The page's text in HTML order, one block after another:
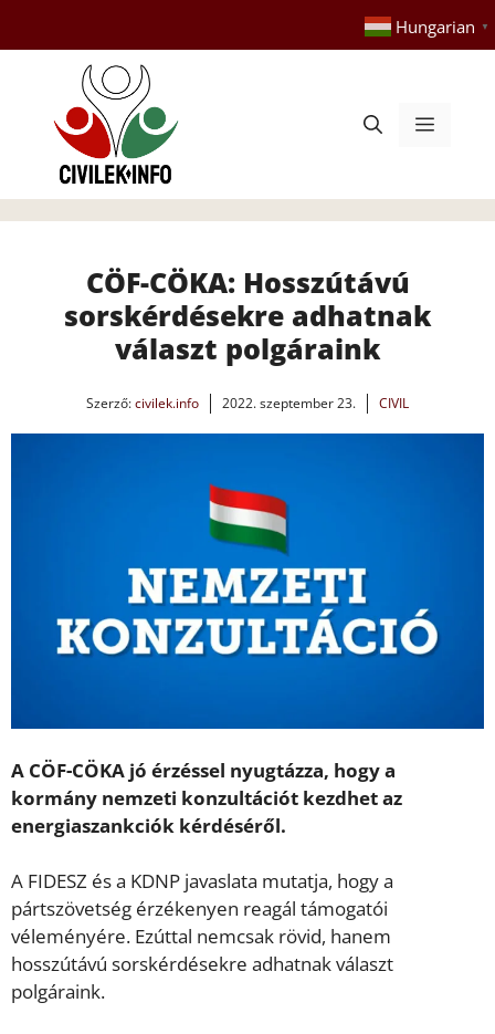
tartalomba
Hungarian ▼
Menü
CÖF-CÖKA: Hosszútávú
sorskérdésekre adhatnak
választ polgáraink
Szerző:civilek.info 2022. szeptember 23. CIVIL
A CÖF-CÖKA jó érzéssel nyugtázza, hogy a
kormány nemzeti konzultációt kezdhet az
energiaszankciók kérdéséről.
A FIDESZ és a KDNP javaslata mutatja, hogy a
pártszövetség érzékenyen reagál támogatói
véleményére. Ezúttal nemcsak rövid, hanem
hosszútávú sorskérdésekre adhatnak választ
polgáraink.